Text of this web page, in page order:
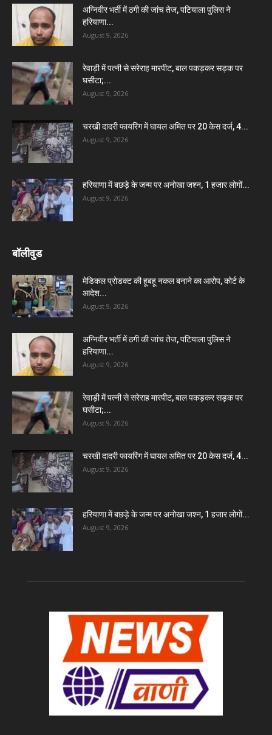
अग्निवीर भर्ती में ठगी की जांच तेज, पटियाला पुलिस ने
हरियाणा...
August 9, 2026
रेवाड़ी में पत्नी से सरेराह मारपीट, बाल पकड़कर सड़क पर
घसीटा;...
August 9, 2026
चरखी दादरी फायरिंग में घायल अमित पर 20 केस दर्ज, 4...
August 9, 2026
हरियाणा में बछड़े के जन्म पर अनोखा जश्न, 1 हजार लोगों...
August 9, 2026
बॉलीवुड
मेडिकल प्रोडक्ट की हूबहू नकल बनाने का आरोप, कोर्ट के
आदेश...
August 9, 2026
अग्निवीर भर्ती में ठगी की जांच तेज, पटियाला पुलिस ने
हरियाणा...
August 9, 2026
रेवाड़ी में पत्नी से सरेराह मारपीट, बाल पकड़कर सड़क पर
घसीटा;...
August 9, 2026
चरखी दादरी फायरिंग में घायल अमित पर 20 केस दर्ज, 4...
August 9, 2026
हरियाणा में बछड़े के जन्म पर अनोखा जश्न, 1 हजार लोगों...
August 9, 2026